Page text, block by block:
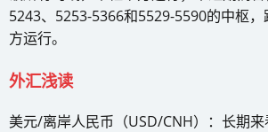
5243、5253-5366和5529-5590的中枢
方运行。
外汇浅读
美元/离岸人民币（USD/CNH）：长期